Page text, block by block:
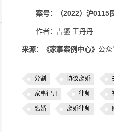
案号：（2022）沪0115
作者：吉鎏 王丹丹
来源： 《家事案例中心》 公众
分割 协议离婚
家事律师 律师
离婚 离婚律师